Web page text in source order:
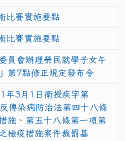
比賽實施要點
比賽實施要點
員會辦理榮民就學子女午
第7點修正規定發布令
年3月1日衛授疾字第
傳染病防治法第四十八條
施、第五十八條第一項第
檢疫措施案件裁罰基